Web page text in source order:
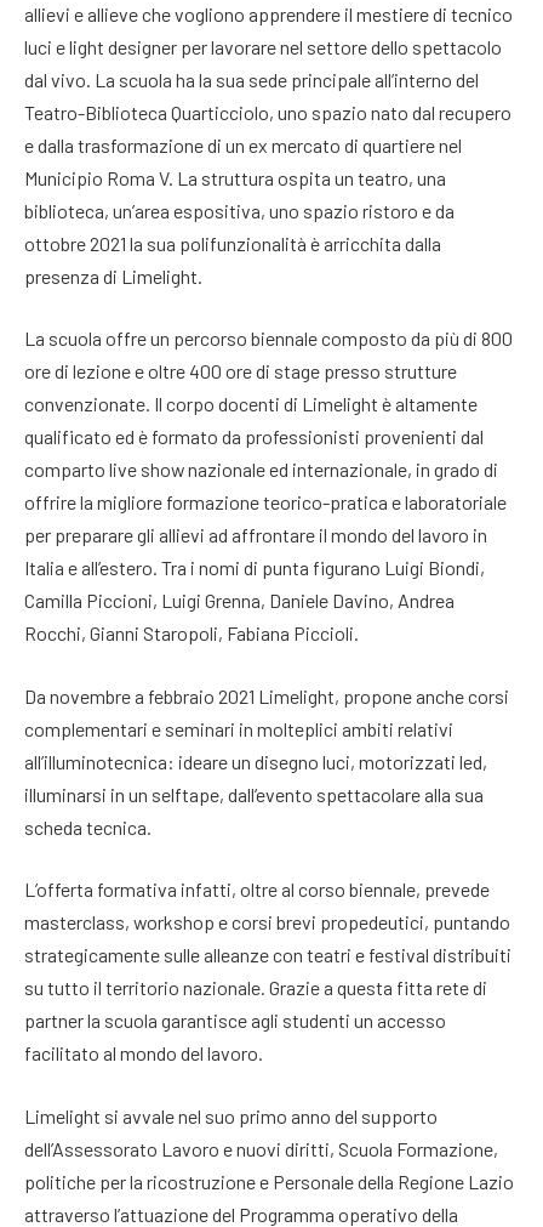
allievi e allieve che vogliono apprendere il mestiere di tecnico
luci e light designer per lavorare nel settore dello spettacolo
dal vivo. La scuola ha la sua sede principale all’interno del
Teatro-Biblioteca Quarticciolo, uno spazio nato dal recupero
e dalla trasformazione di un ex mercato di quartiere nel
Municipio Roma V. La struttura ospita un teatro, una
biblioteca, un’area espositiva, uno spazio ristoro e da
ottobre 2021 la sua polifunzionalità è arricchita dalla
presenza di Limelight.
La scuola offre un percorso biennale composto da più di 800
ore di lezione e oltre 400 ore di stage presso strutture
convenzionate. Il corpo docenti di Limelight è altamente
qualificato ed è formato da professionisti provenienti dal
comparto live show nazionale ed internazionale, in grado di
offrire la migliore formazione teorico-pratica e laboratoriale
per preparare gli allievi ad affrontare il mondo del lavoro in
Italia e all’estero. Tra i nomi di punta figurano Luigi Biondi,
Camilla Piccioni, Luigi Grenna, Daniele Davino, Andrea
Rocchi, Gianni Staropoli, Fabiana Piccioli.
Da novembre a febbraio 2021 Limelight, propone anche corsi
complementari e seminari in molteplici ambiti relativi
all’illuminotecnica: ideare un disegno luci, motorizzati led,
illuminarsi in un selftape, dall’evento spettacolare alla sua
scheda tecnica.
L’offerta formativa infatti, oltre al corso biennale, prevede
masterclass, workshop e corsi brevi propedeutici, puntando
strategicamente sulle alleanze con teatri e festival distribuiti
su tutto il territorio nazionale. Grazie a questa fitta rete di
partner la scuola garantisce agli studenti un accesso
facilitato al mondo del lavoro.
Limelight si avvale nel suo primo anno del supporto
dell’Assessorato Lavoro e nuovi diritti, Scuola Formazione,
politiche per la ricostruzione e Personale della Regione Lazio
attraverso l’attuazione del Programma operativo della